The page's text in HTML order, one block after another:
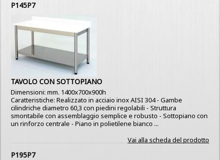
P145P7
TAVOLO CON SOTTOPIANO
Dimensioni: mm. 1400x700x900h
Caratteristiche: Realizzato in acciaio inox AISI 304 - Gambe
cilindriche diametro 60,3 con piedini regolabili - Struttura
smontabile con assemblaggio semplice e robusto - Sottopiano con
un rinforzo centrale - Piano in polietilene bianco ...
Vai alla scheda del prodotto
P195P7